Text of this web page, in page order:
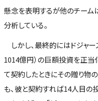
懸念を表明するが他のチーム
分析している。
しかし、最終的にはドジャ
1014億円）の巨額投資を正当
て契約したときにその贈り物
も、彼と契約すれば14人目の